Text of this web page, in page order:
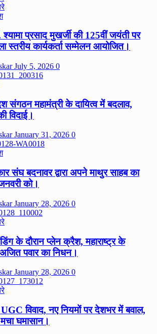
श्यामा प्रसाद मुखर्जी की 125वीं जयंती पर
स्तरीय कार्यकर्ता सम्मेलन आयोजित।
July 5, 2026 0
संगठन महामंत्री के दायित्व में बदलाव,
विदाई।
January 31, 2026 0
संघ बदनावर द्वारा अपने माथुर साहब का
को।
January 28, 2026 0
के दौरान प्लेन क्रैश, महाराष्ट्र के
पवार का निधन।
January 28, 2026 0
विवाद, नए नियमों पर देशभर में बवाल,
घमासान।